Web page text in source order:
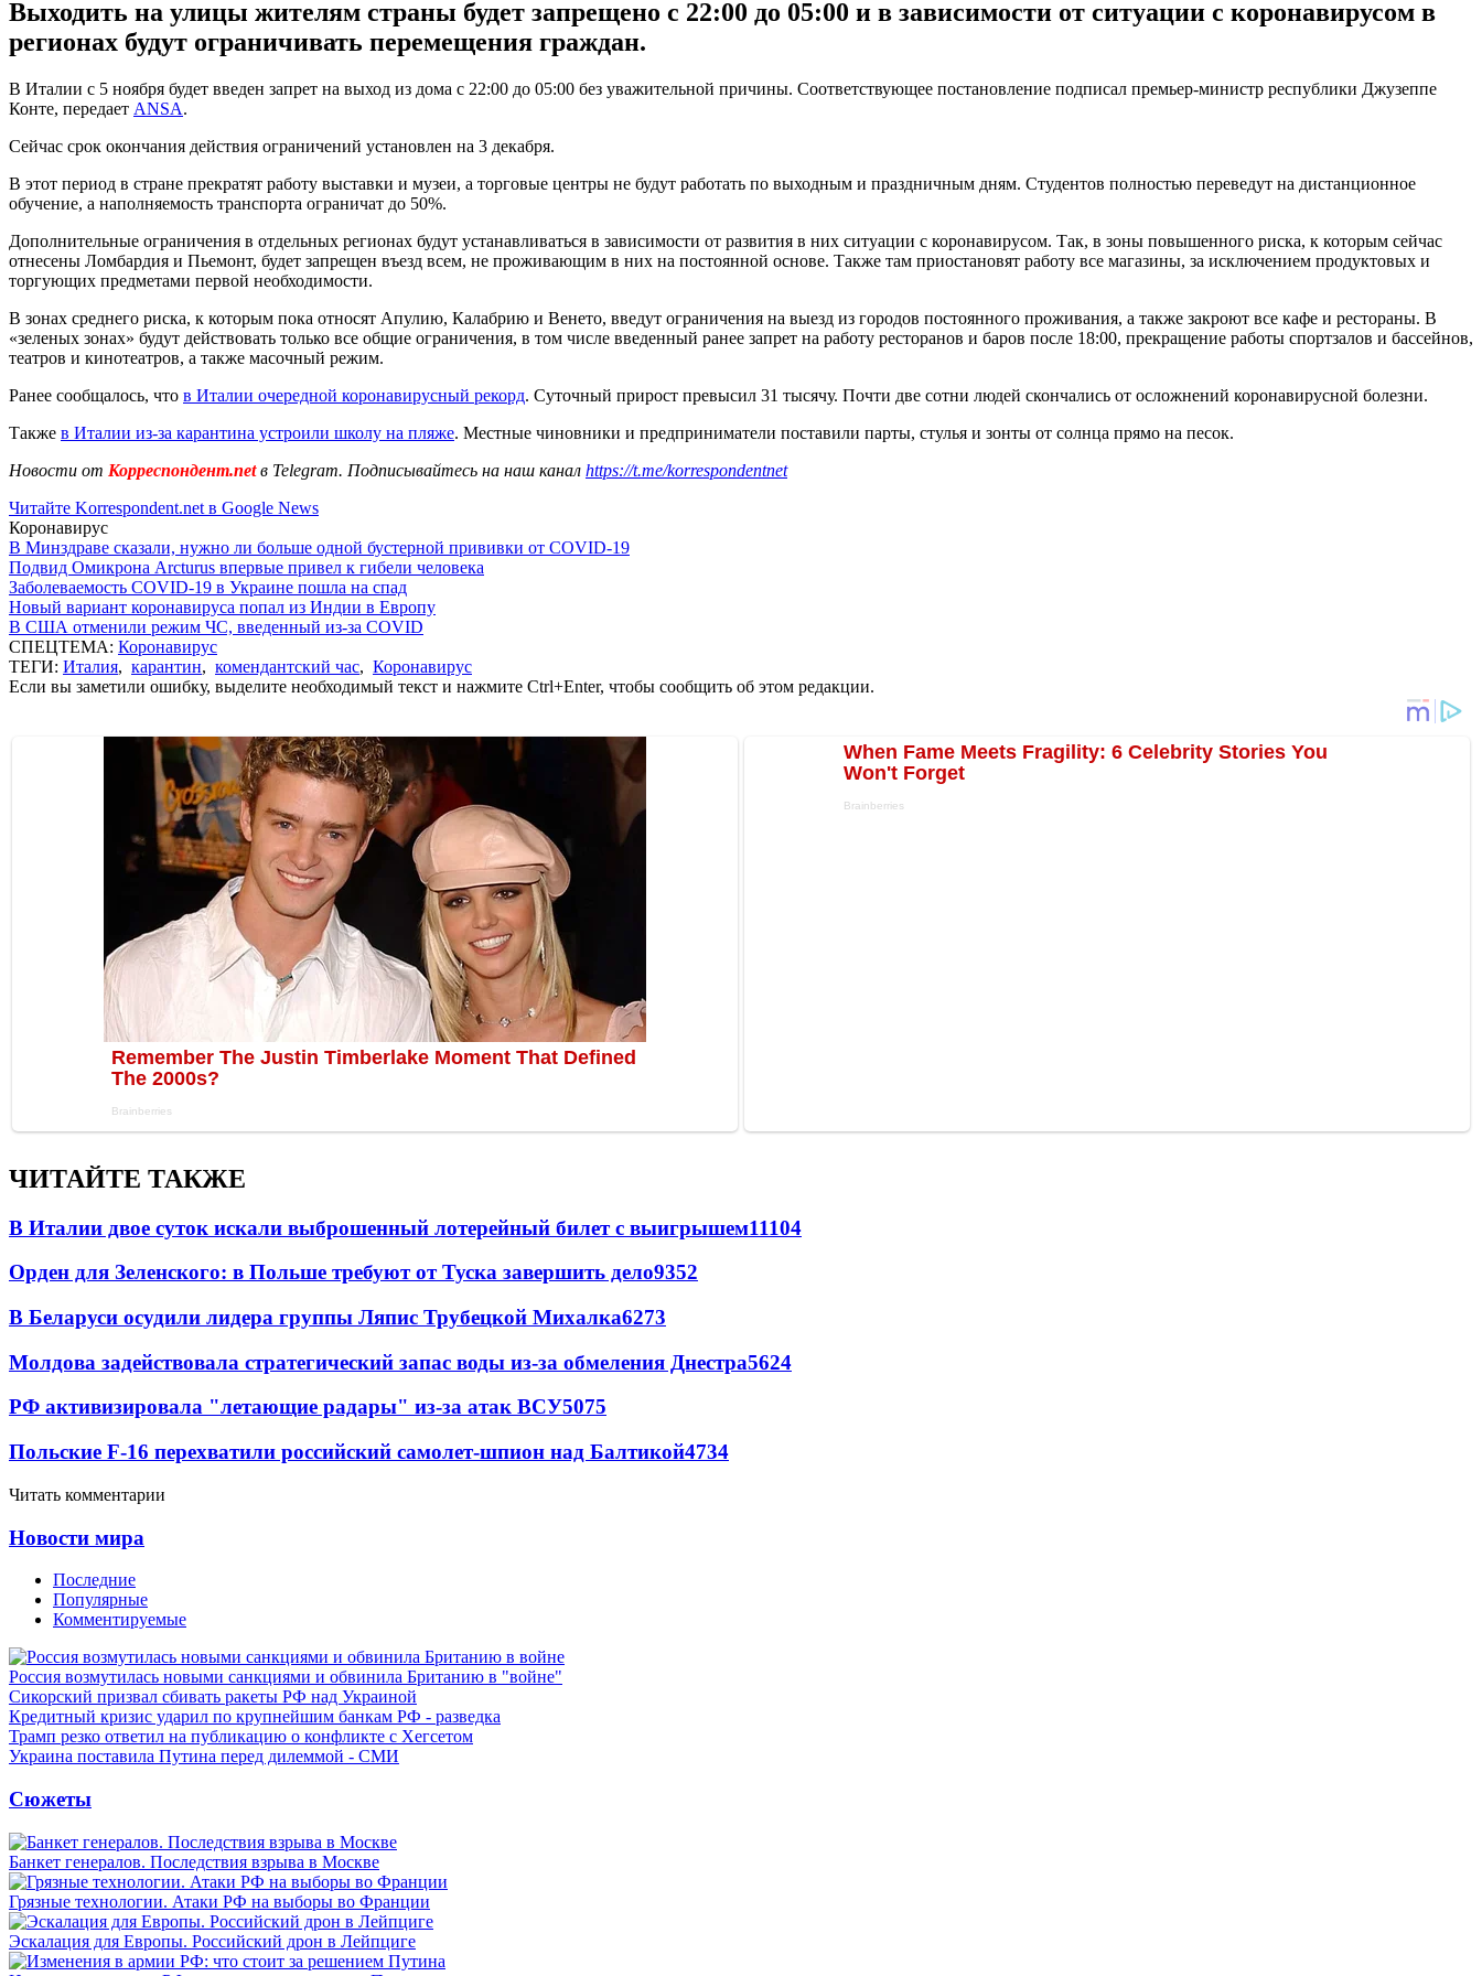
Выходить на улицы жителям страны будет запрещено с 22:00 до 05:00 и в зависимости от ситуации с коронавирусом в
регионах будут ограничивать перемещения граждан.
В Италии с 5 ноября будет введен запрет на выход из дома с 22:00 до 05:00 без уважительной причины. Соответствующее постановление подписал премьер-министр республики Джузеппе
Конте, передает ANSA.
Сейчас срок окончания действия ограничений установлен на 3 декабря.
В этот период в стране прекратят работу выставки и музеи, а торговые центры не будут работать по выходным и праздничным дням. Студентов полностью переведут на дистанционное
обучение, а наполняемость транспорта ограничат до 50%.
Дополнительные ограничения в отдельных регионах будут устанавливаться в зависимости от развития в них ситуации с коронавирусом. Так, в зоны повышенного риска, к которым сейчас
отнесены Ломбардия и Пьемонт, будет запрещен въезд всем, не проживающим в них на постоянной основе. Также там приостановят работу все магазины, за исключением продуктовых и
торгующих предметами первой необходимости.
В зонах среднего риска, к которым пока относят Апулию, Калабрию и Венето, введут ограничения на выезд из городов постоянного проживания, а также закроют все кафе и рестораны. В
«зеленых зонах» будут действовать только все общие ограничения, в том числе введенный ранее запрет на работу ресторанов и баров после 18:00, прекращение работы спортзалов и бассейнов,
театров и кинотеатров, а также масочный режим.
Ранее сообщалось, что в Италии очередной коронавирусный рекорд. Суточный прирост превысил 31 тысячу. Почти две сотни людей скончались от осложнений коронавирусной болезни.
Также в Италии из-за карантина устроили школу на пляже. Местные чиновники и предприниматели поставили парты, стулья и зонты от солнца прямо на песок.
Новости от Корреспондент.netв Telegram. Подписывайтесь на наш канал https://t.me/korrespondentnet
Читайте Korrespondent.net в Google News
Коронавирус
В Минздраве сказали, нужно ли больше одной бустерной прививки от COVID-19
Подвид Омикрона Arcturus впервые привел к гибели человека
Заболеваемость COVID-19 в Украине пошла на спад
Новый вариант коронавируса попал из Индии в Европу
В США отменили режим ЧС, введенный из-за COVID
СПЕЦТЕМА: Коронавирус
ТЕГИ: Италия, карантин, комендантский час, Коронавирус
Если вы заметили ошибку, выделите необходимый текст и нажмите Ctrl+Enter, чтобы сообщить об этом редакции.
ЧИТАЙТЕ ТАКЖЕ
В Италии двое суток искали выброшенный лотерейный билет с выигрышем11104
Орден для Зеленского: в Польше требуют от Туска завершить дело9352
В Беларуси осудили лидера группы Ляпис Трубецкой Михалка6273
Молдова задействовала стратегический запас воды из-за обмеления Днестра5624
РФ активизировала "летающие радары" из-за атак ВСУ5075
Польские F-16 перехватили российский самолет-шпион над Балтикой4734
Читать комментарии
Новости мира
Последние
Популярные
Комментируемые
Россия возмутилась новыми санкциями и обвинила Британию в "войне"
Сикорский призвал сбивать ракеты РФ над Украиной
Кредитный кризис ударил по крупнейшим банкам РФ - разведка
Трамп резко ответил на публикацию о конфликте с Хегсетом
Украина поставила Путина перед дилеммой - СМИ
Сюжеты
Банкет генералов. Последствия взрыва в Москве
Грязные технологии. Атаки РФ на выборы во Франции
Эскалация для Европы. Российский дрон в Лейпциге